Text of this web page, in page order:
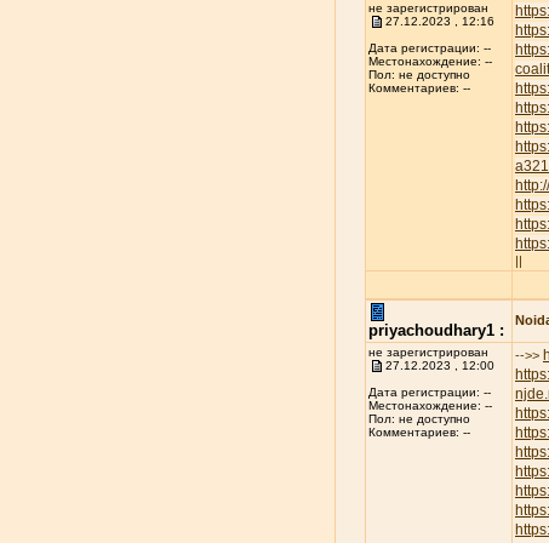
не зарегистрирован
27.12.2023 , 12:16
Дата регистрации: --
Местонахождение: --
Пол: не доступно
Комментариев: --
||
priyachoudhary1 :
не зарегистрирован
27.12.2023 , 12:00
Дата регистрации: --
Местонахождение: --
Пол: не доступно
Комментариев: --
-->>